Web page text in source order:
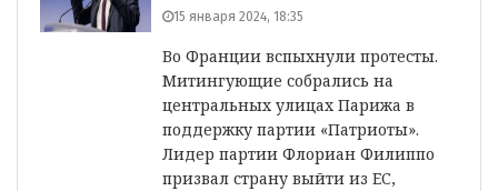
15 января 2024, 18:35
Во Франции вспыхнули протесты.
Митингующие собрались на
центральных улицах Парижа в
поддержку партии «Патриоты».
Лидер партии Флориан Филиппо
призвал страну выйти из ЕС,